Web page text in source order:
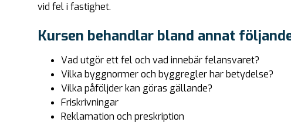
vid fel i fastighet.
Kursen behandlar bland annat
Vad utgör ett fel och vad innebär felansvaret?
Vilka byggnormer och byggregler har betydelse?
Vilka påföljder kan göras gällande?
Friskrivningar
Reklamation och preskription